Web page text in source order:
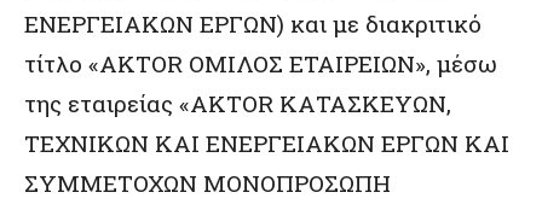
ΕΝΕΡΓΕΙΑΚΩΝ ΕΡΓΩΝ) και με διακριτικό
τίτλο «AKTOR ΟΜΙΛΟΣ ΕΤΑΙΡΕΙΩΝ», μέσω
της εταιρείας «AKTOR ΚΑΤΑΣΚΕΥΩΝ,
ΤΕΧΝΙΚΩΝ ΚΑΙ ΕΝΕΡΓΕΙΑΚΩΝ ΕΡΓΩΝ ΚΑΙ
ΣΥΜΜΕΤΟΧΩΝ ΜΟΝΟΠΡΟΣΩΠΗ